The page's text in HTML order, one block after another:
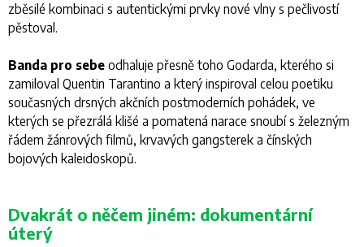
zběsilé kombinaci s autentickými prvky nové vlny s pečlivostí
pěstoval.
Banda pro sebe odhaluje přesně toho Godarda, kterého si
zamiloval Quentin Tarantino a který inspiroval celou poetiku
současných drsných akčních postmoderních pohádek, ve
kterých se přezrálá klišé a pomatená narace snoubí s železným
řádem žánrových filmů, krvavých gangsterek a čínských
bojových kaleidoskopů.
Dvakrát o něčem jiném: dokumentární
úterý